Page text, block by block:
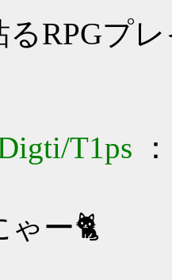
るRPGプ
T1ps
ー🐈